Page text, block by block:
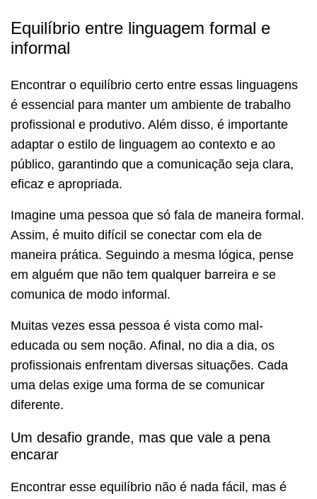
Equilíbrio entre linguagem formal e
informal
Encontrar o equilíbrio certo entre essas linguagens
é essencial para manter um ambiente de trabalho
profissional e produtivo. Além disso, é importante
adaptar o estilo de linguagem ao contexto e ao
público, garantindo que a comunicação seja clara,
eficaz e apropriada.
Imagine uma pessoa que só fala de maneira formal.
Assim, é muito difícil se conectar com ela de
maneira prática. Seguindo a mesma lógica, pense
em alguém que não tem qualquer barreira e se
comunica de modo informal.
Muitas vezes essa pessoa é vista como mal-
educada ou sem noção. Afinal, no dia a dia, os
profissionais enfrentam diversas situações. Cada
uma delas exige uma forma de se comunicar
diferente.
Um desafio grande, mas que vale a pena
encarar
Encontrar esse equilíbrio não é nada fácil, mas é